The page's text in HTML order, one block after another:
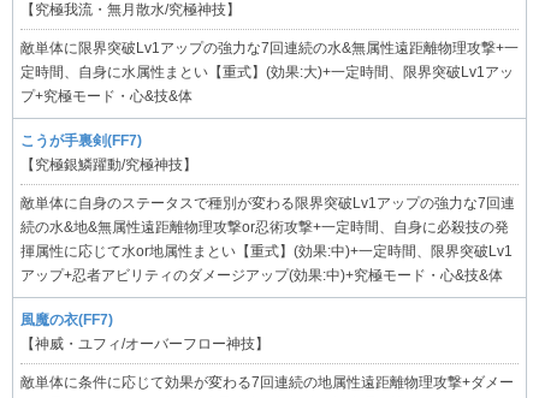
【究極我流・無月散水/究極神技】
敵単体に限界突破Lv1アップの強力な7回連続の水&無属性遠距離物理攻撃+一
定時間、自身に水属性まとい【重式】(効果:大)+一定時間、限界突破Lv1アッ
プ+究極モード・心&技&体
こうが手裏剣(FF7)
【究極銀鱗躍動/究極神技】
敵単体に自身のステータスで種別が変わる限界突破Lv1アップの強力な7回連
続の水&地&無属性遠距離物理攻撃or忍術攻撃+一定時間、自身に必殺技の発
揮属性に応じて水or地属性まとい【重式】(効果:中)+一定時間、限界突破Lv1
アップ+忍者アビリティのダメージアップ(効果:中)+究極モード・心&技&体
風魔の衣(FF7)
【神威・ユフィ/オーバーフロー神技】
敵単体に条件に応じて効果が変わる7回連続の地属性遠距離物理攻撃+ダメー